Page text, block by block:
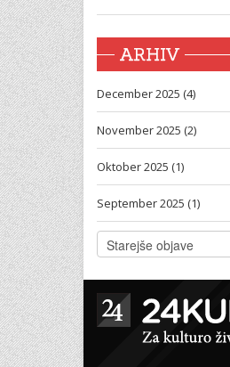
ARHIV
December 2025 (4)
November 2025 (2)
Oktober 2025 (1)
September 2025 (1)